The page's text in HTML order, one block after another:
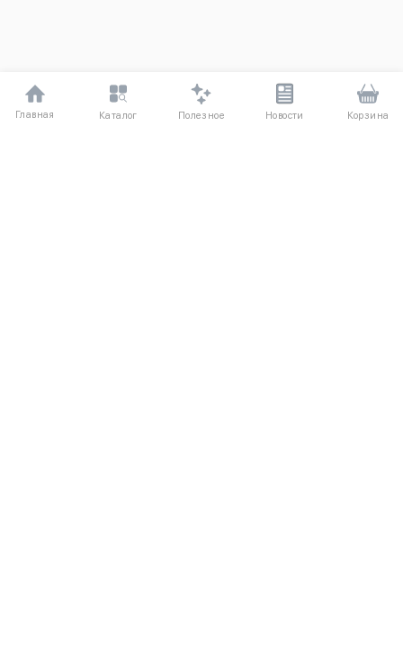
Главная Каталог Полезное Новости Корзина